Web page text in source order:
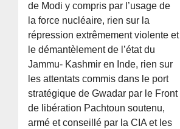
de Modi y compris par l’usage de
la force nucléaire, rien sur la
répression extrêmement violente et
le démantèlement de l’état du
Jammu- Kashmir en Inde, rien sur
les attentats commis dans le port
stratégique de Gwadar par le Front
de libération Pachtoun soutenu,
armé et conseillé par la CIA et les